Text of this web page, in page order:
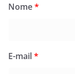
Nome*
E-mail*